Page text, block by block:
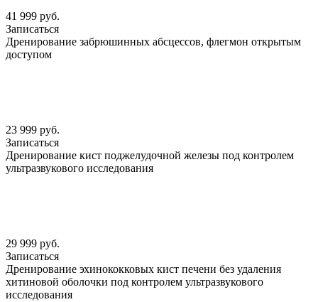
41 999 руб.
Записаться
Дренирование забрюшинных абсцессов, флегмон открытым
доступом
23 999 руб.
Записаться
Дренирование кист поджелудочной железы под контролем
ультразвукового исследования
29 999 руб.
Записаться
Дренирование эхинококковых кист печени без удаления
хитиновой оболочки под контролем ультразвукового
исследования